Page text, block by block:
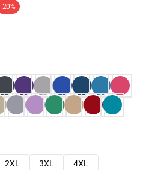
-20%
2XL 3XL
4XL